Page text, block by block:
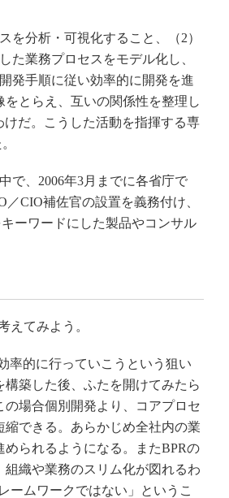
分析・可視化すること、（2）
た業務プロセスをモデル化し、
発手順に従い効率的に開発を進
とらえ、互いの関係性を整理し
だ。こうした活動を指揮する専
中で、2006年3月までに各省庁で
CIO補佐官の設置を義務付け、
ーワードにした製品やコンサル
てみよう。
率的に行っていこうという狙い
築した後、ふたを開けてみたら
場合個別開発より、コアプロセ
できる。あらかじめ全社内の業
られるようになる。またBPRの
織や業務のスリム化が図れるわ
ームワークではない」というこ